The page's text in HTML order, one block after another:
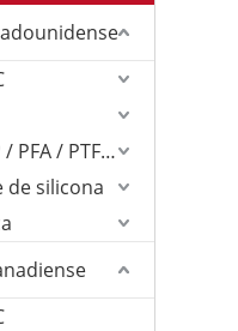
Alambre de FEP / PFA / PTFE/ETFE
de silicona